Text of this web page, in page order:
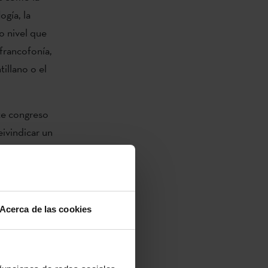
Acerca de las cookies
la
nivel que
o el
congreso
un